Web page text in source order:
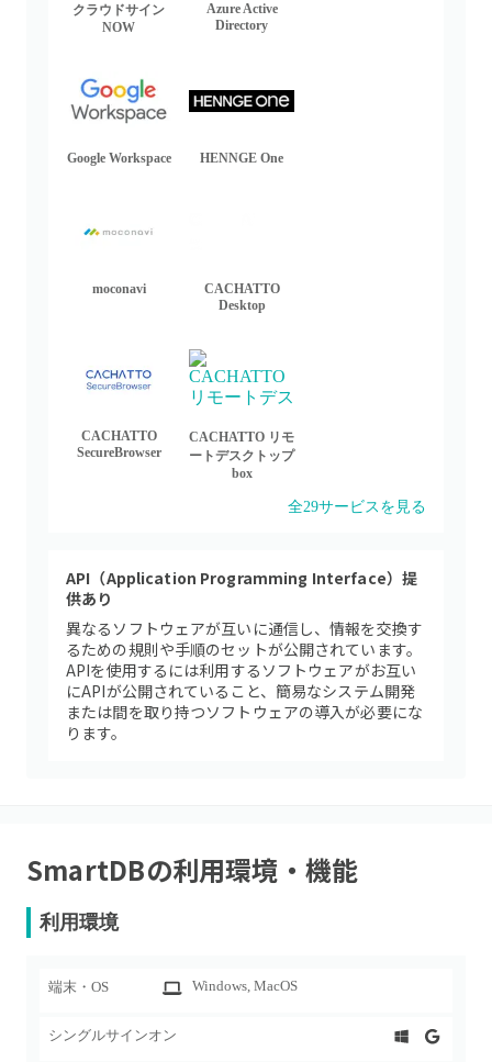
クラウドサイン
NOW
Azure Active
Directory
Google Workspace HENNGE One
moconavi
CACHATTO
Desktop
CACHATTO
SecureBrowser
CACHATTO リモ
ートデスクトップ
box
全29サービスを見る
API（Application Programming Interface）提
供あり
異なるソフトウェアが互いに通信し、情報を交換す
るための規則や手順のセットが公開されています。
APIを使用するには利用するソフトウェアがお互い
にAPIが公開されていること、簡易なシステム開発
または間を取り持つソフトウェアの導入が必要にな
ります。
SmartDBの利用環境・機能
利用環境
端末・OS Windows, MacOS
シングルサインオン